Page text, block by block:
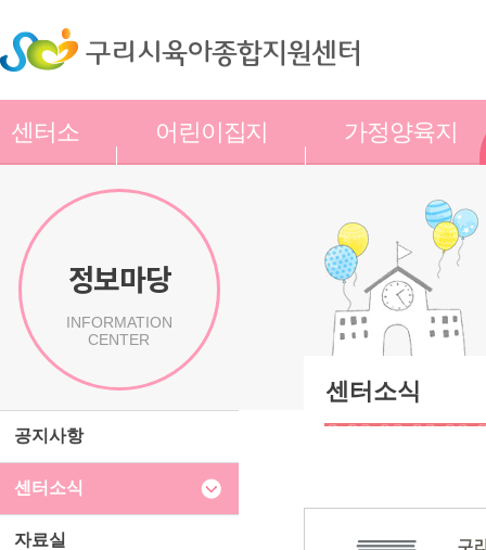
센터소
어린이집지
가정양육지
정보마당
INFORMATION
CENTER
공지사항
센터소식
자료실
센터소식